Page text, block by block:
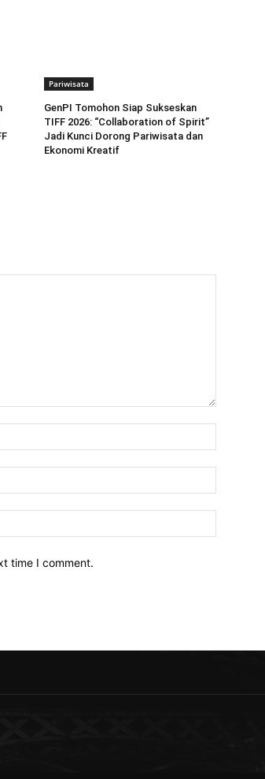
Pariwisata
GenPI Tomohon Siap Sukseskan
TIFF 2026: “Collaboration of Spirit”
Jadi Kunci Dorong Pariwisata dan
Ekonomi Kreatif
time I comment.